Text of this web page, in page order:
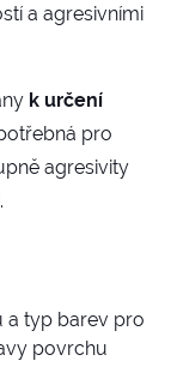
a agresivními
k určení
pro
agresivity
a typ barev pro
povrchu